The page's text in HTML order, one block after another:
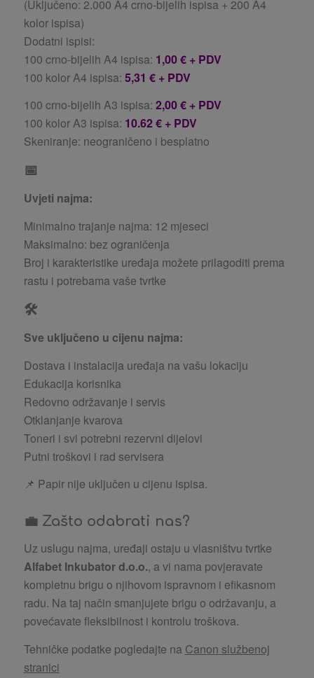
(Uključeno: 2.000 A4 crno-bijelih ispisa + 200 A4
kolor ispisa)
Dodatni ispisi:
100 crno-bijelih A4 ispisa: 1,00 € + PDV
100 kolor A4 ispisa: 5,31 € + PDV
100 crno-bijelih A3 ispisa: 2,00 € + PDV
100 kolor A3 ispisa: 10.62 € + PDV
Skeniranje: neograničeno i besplatno
📅
Uvjeti najma:
Minimalno trajanje najma: 12 mjeseci
Maksimalno: bez ograničenja
Broj i karakteristike uređaja možete prilagoditi prema
rastu i potrebama vaše tvrtke
🛠️
Sve uključeno u cijenu najma:
Dostava i instalacija uređaja na vašu lokaciju
Edukacija korisnika
Redovno održavanje i servis
Otklanjanje kvarova
Toneri i svi potrebni rezervni dijelovi
Putni troškovi i rad servisera
📌 Papir nije uključen u cijenu ispisa.
💼 Zašto odabrati nas?
Uz uslugu najma, uređaji ostaju u vlasništvu tvrtke
Alfabet Inkubator d.o.o., a vi nama povjeravate
kompletnu brigu o njihovom ispravnom i efikasnom
radu. Na taj način smanjujete brigu o održavanju, a
povećavate fleksibilnost i kontrolu troškova.
Tehničke podatke pogledajte na Canon službenoj
stranici